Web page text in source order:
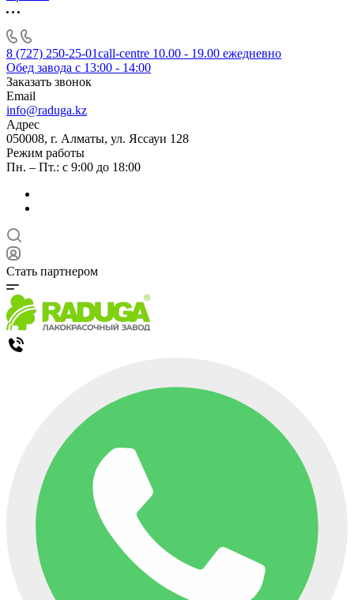
8 (727) 250-25-01call-centre 10.00 - 19.00 ежедневно
Обед завода с 13:00 - 14:00
Заказать звонок
Email
info@raduga.kz
Адрес
050008, г. Алматы, ул. Яссауи 128
Режим работы
Пн. – Пт.: с 9:00 до 18:00
Стать партнером